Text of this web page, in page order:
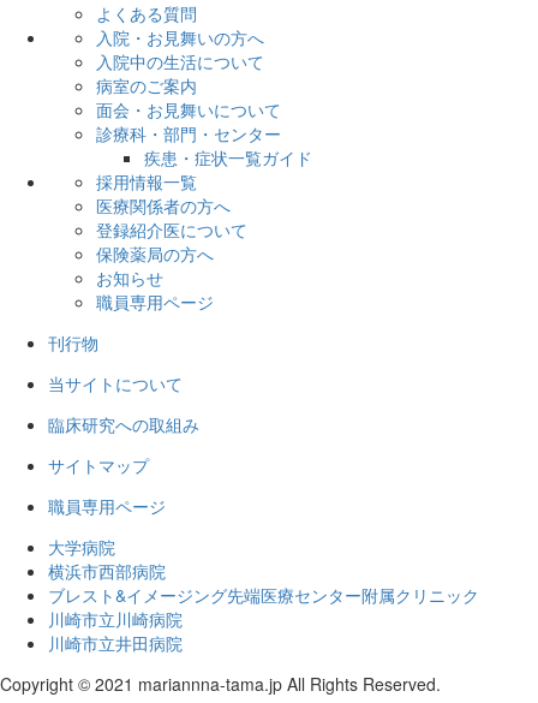
よくある質問
入院・お見舞いの方へ
入院中の生活について
病室のご案内
面会・お見舞いについて
診療科・部門・センター
疾患・症状一覧ガイド
採用情報一覧
医療関係者の方へ
登録紹介医について
保険薬局の方へ
お知らせ
職員専用ページ
刊行物
当サイトについて
臨床研究への取組み
サイトマップ
職員専用ページ
大学病院
横浜市西部病院
ブレスト&イメージング先端医療センター附属クリニック
川崎市立川崎病院
川崎市立井田病院
Copyright © 2021 mariannna-tama.jp All Rights Reserved.